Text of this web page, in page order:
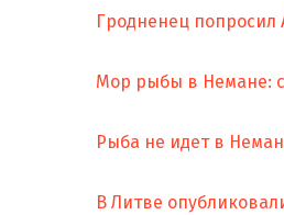
Гродненец
Мор рыбы в Немане:
Рыба не идет в
В Литве